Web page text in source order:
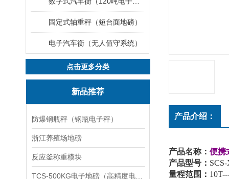
固定式轴重秤（短台面地磅）
电子汽车衡（无人值守系统）
点击更多分类
新品推荐
防爆钢瓶秤（钢瓶电子秤）
浙江养殖场地磅
反应釜称重模块
产品介绍：
产品名称： 便携
产品型号：
量程范围：